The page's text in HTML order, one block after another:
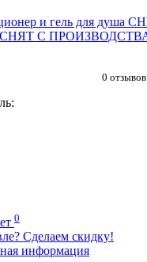
0 отзывов
0
Сделаем скидку!
информация